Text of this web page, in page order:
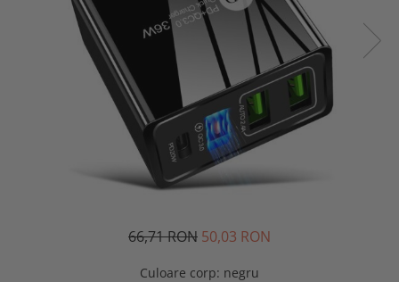
66,71 RON 50,03 RON
Culoare corp: negru